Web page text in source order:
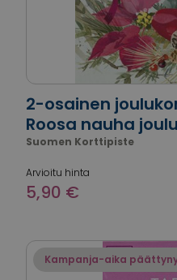
2-osainen
Roosa nauha
Suomen Korttipiste
Arvioitu hinta
5,90 €
Kampanja-aika